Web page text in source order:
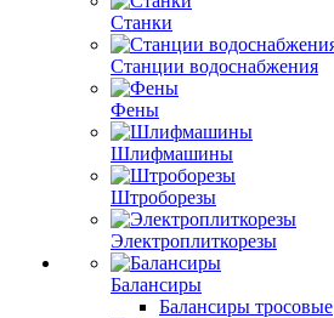
Станки
Станции водоснабжения
Фены
Шлифмашины
Штроборезы
Электроплиткорезы
Балансиры
Балансиры тросовые